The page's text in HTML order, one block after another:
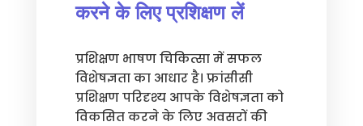
करने के लिए प्रशिक्षण लें
प्रशिक्षण भाषण चिकित्सा में सफल
विशेषज्ञता का आधार है। फ्रांसीसी
प्रशिक्षण परिदृश्य आपके विशेषज्ञता को
विकसित करने के लिए अवसरों की